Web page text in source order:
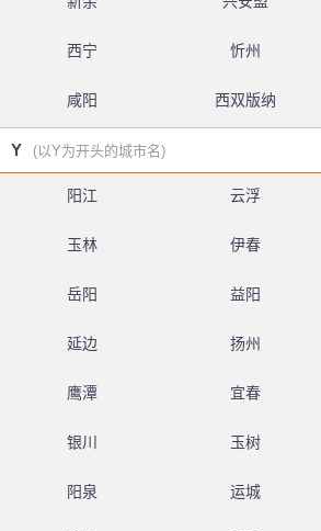
西宁 忻州
咸阳 西双版纳
Y (以Y为开头的城市名)
阳江 云浮
玉林 伊春
岳阳 益阳
延边 扬州
鹰潭 宜春
银川 玉树
阳泉 运城